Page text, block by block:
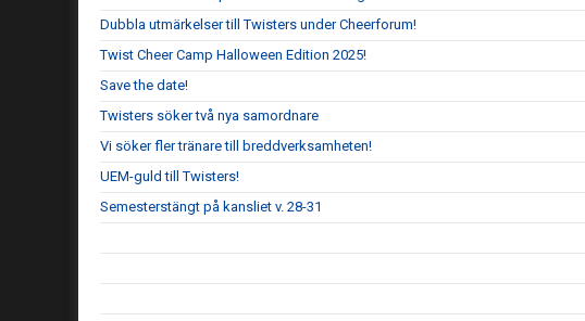
Dubbla utmärkelser till Twisters under Cheerforum!
Twist Cheer Camp Halloween Edition 2025!
Save the date!
Twisters söker två nya samordnare
Vi söker fler tränare till breddverksamheten!
UEM-guld till Twisters!
Semesterstängt på kansliet v. 28-31